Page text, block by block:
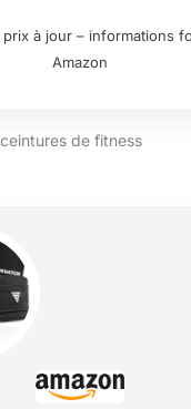
sensibilisation au cœur
et pratique : fermeture
en continu pour un
et une boucle en
tout exercice et
de fitness. Protection
protéger les
notre ajustement parfait
au cœur :
améliorés. La
est la clé du
à jour – informations
Amazon
de fitness